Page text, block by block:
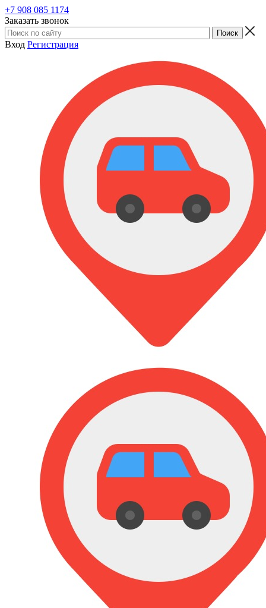
+7 908 085 1174
Заказать звонок
Вход Регистрация